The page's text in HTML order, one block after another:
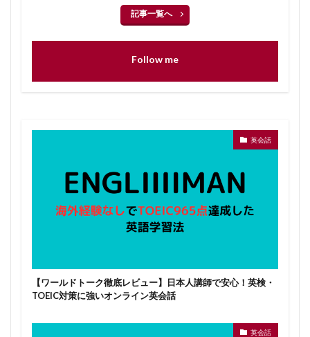
記事一覧へ
Follow me
英会話
【ワールドトーク徹底レビュー】日本人講師で安心！英検・
TOEIC対策に強いオンライン英会話
英会話